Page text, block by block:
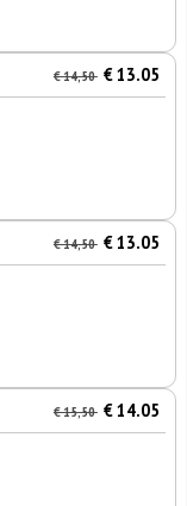
€ 14,50 € 13.05
€ 14,50 € 13.05
€ 15,50 € 14.05